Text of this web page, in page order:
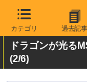
カテゴリ 過去記事
ドラゴンが光る
(2/6)